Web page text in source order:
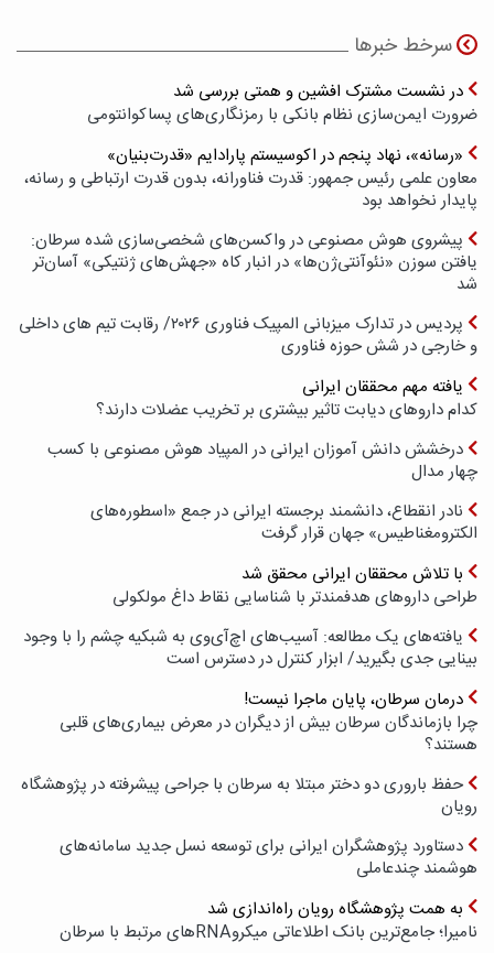
سرخط خبرها
در نشست مشترک افشین و همتی بررسی شد
ضرورت ایمن‌سازی نظام بانکی با رمزنگاری‌های پسا‌کوانتومی
«رسانه»، نهاد پنجم در اکوسیستم پارادایم «قدرت‌بنیان»
معاون علمی رئیس جمهور: قدرت فناورانه، بدون قدرت ارتباطی و رسانه،
پایدار نخواهد بود
پیشروی هوش مصنوعی در واکسن‌های شخصی‌سازی شده سرطان:
یافتن سوزن «نئوآنتی‌ژن‌ها» در انبار کاه «جهش‌های ژنتیکی» آسان‌تر
شد
پردیس در تدارک میزبانی المپیک فناوری ۲۰۲۶/ رقابت تیم های داخلی
و خارجی در شش حوزه فناوری
یافته مهم محققان ایرانی
کدام داروهای دیابت تاثیر بیشتری بر تخریب عضلات دارند؟
درخشش دانش آموزان ایرانی در المپیاد هوش مصنوعی با کسب
چهار مدال
نادر انقطاع، دانشمند برجسته ایرانی در جمع «اسطوره‌های
الکترومغناطیس» جهان قرار گرفت
با تلاش محققان ایرانی محقق شد
طراحی داروهای هدفمندتر با شناسایی نقاط داغ مولکولی
یافته‌های یک مطالعه: آسیب‌های اچ‌آی‌وی به شبکیه چشم را با وجود
بینایی جدی بگیرید/ ابزار کنترل در دسترس است
درمان سرطان، پایان ماجرا نیست!
چرا بازماندگان سرطان بیش از دیگران در معرض بیماری‌های قلبی
هستند؟
حفظ باروری دو دختر مبتلا به سرطان با جراحی پیشرفته در پژوهشگاه
رویان
دستاورد پژوهشگران ایرانی برای توسعه نسل جدید سامانه‌های
هوشمند چندعاملی
به همت پژوهشگاه رویان راه‌اندازی شد
نامیرا؛ جامع‌ترین بانک اطلاعاتی میکروRNAهای مرتبط با سرطان